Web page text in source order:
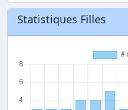
Statistiques Filles